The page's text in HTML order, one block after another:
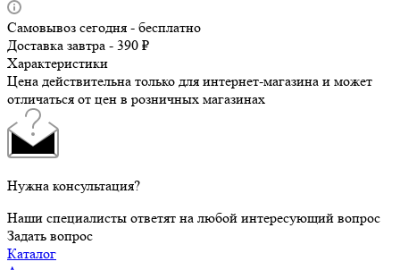
Самовывоз сегодня - бесплатно
Доставка завтра - 390 ₽
Характеристики
Цена действительна только для интернет-магазина и может
отличаться от цен в розничных магазинах
Нужна консультация?
Наши специалисты ответят на любой интересующий вопрос
Задать вопрос
Каталог